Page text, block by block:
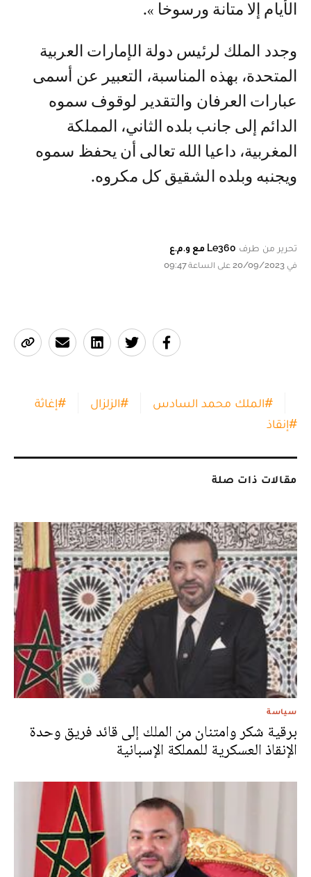
الأيام إلا متانة ورسوخا ».
وجدد الملك لرئيس دولة الإمارات العربية
المتحدة، بهذه المناسبة، التعبير عن أسمى
عبارات العرفان والتقدير لوقوف سموه
الدائم إلى جانب بلده الثاني، المملكة
المغربية، داعيا الله تعالى أن يحفظ سموه
ويجنبه وبلده الشقيق كل مكروه.
تحرير من طرف Le360 مع و.م.ع
في 20/09/2023 على الساعة 09:47
#الملك محمد السادس #الزلزال #إغاثة
#إنقاذ
مقالات ذات صلة
سياسة
برقية شكر وامتنان من الملك إلى قائد فريق وحدة
الإنقاذ العسكرية للمملكة الإسبانية